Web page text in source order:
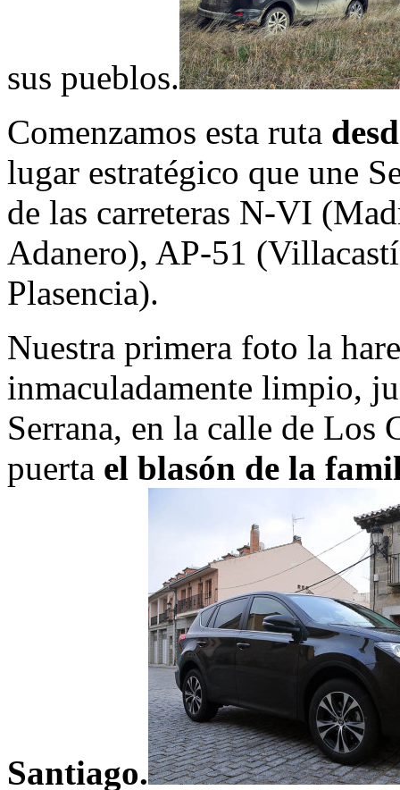
sus pueblos.
Comenzamos esta ruta
lugar estratégico que une
de las carreteras N-VI
Adanero), AP-51
Plasencia).
Nuestra primera foto la
inmaculadamente limpio,
Serrana, en la calle de Los
puerta el blasón de la
Santiago.